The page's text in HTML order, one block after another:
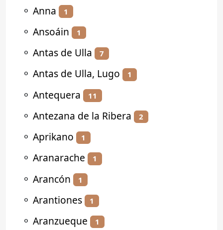
⚬ Anna 1
⚬ Ansoáin 1
⚬ Antas de Ulla 7
⚬ Antas de Ulla, Lugo 1
⚬ Antequera 11
⚬ Antezana de la Ribera 2
⚬ Aprikano 1
⚬ Aranarache 1
⚬ Arancón 1
⚬ Arantiones 1
⚬ Aranzueque 1